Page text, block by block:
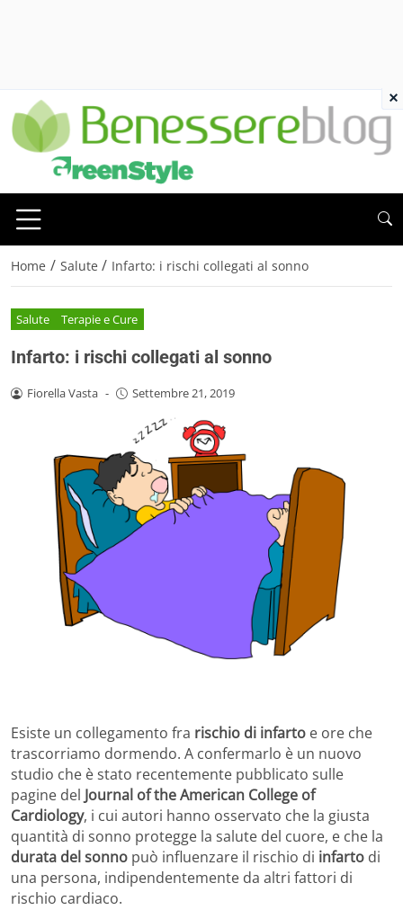
Home / Salute / Infarto: i rischi collegati al sonno
Salute Terapie e Cure
Infarto: i rischi collegati al sonno
Fiorella Vasta - Settembre 21, 2019
Esiste un collegamento fra rischio di infarto e ore che
trascorriamo dormendo. A confermarlo è un nuovo
studio che è stato recentemente pubblicato sulle
pagine del Journal of the American College of
Cardiology, i cui autori hanno osservato che la giusta
quantità di sonno protegge la salute del cuore, e che la
durata del sonno può influenzare il rischio di infarto di
una persona, indipendentemente da altri fattori di
rischio cardiaco.
×